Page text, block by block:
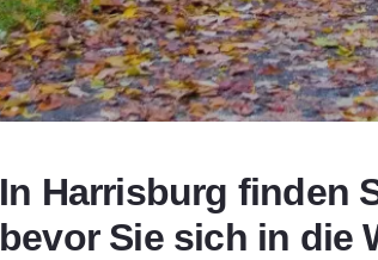
In Harrisburg finden
bevor Sie sich in die